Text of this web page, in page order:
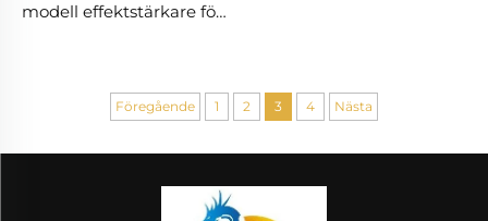
modell effektstärkare för
5.2/5.8G 100W 50dbm
Föregående 1 2 3 4 Nästa